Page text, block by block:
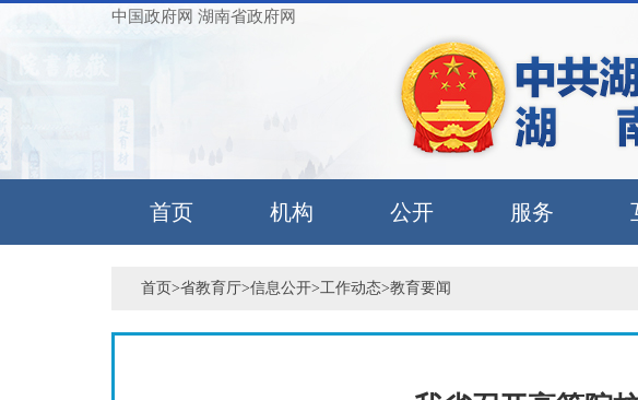
中国政府网 湖南省政府网
首页 机构 公开 服务
首页>省教育厅>信息公开>工作动态>教育要闻